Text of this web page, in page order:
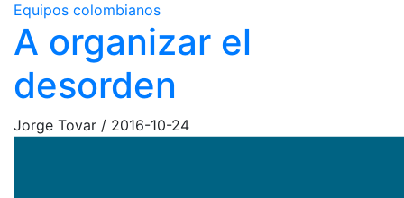
Equipos colombianos
A organizar el
desorden
Jorge Tovar / 2016-10-24